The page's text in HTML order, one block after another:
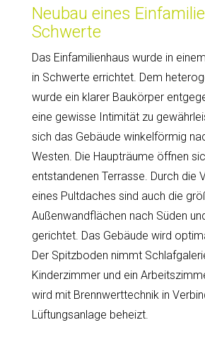
Neubau eines
Schwerte
Das Einfamilienhaus wurde in
in Schwerte errichtet. Dem
wurde ein klarer Baukörper
eine gewisse Intimität zu
sich das Gebäude winkelförmig
Westen. Die Haupträume öffnen
entstandenen Terrasse. Durch die
eines Pultdaches sind auch die
Außenwandflächen nach Süden
gerichtet. Das Gebäude wird
Der Spitzboden nimmt
Kinderzimmer und ein
wird mit Brennwerttechnik in
Lüftungsanlage beheizt.